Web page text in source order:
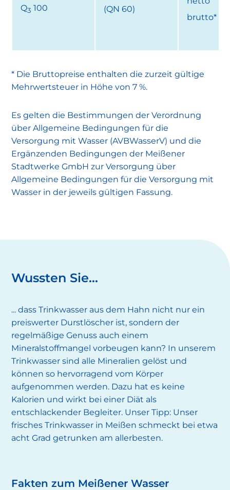
Q3 100 (QN 60)
brutto*
* Die Bruttopreise enthalten die zurzeit gültige
Mehrwertsteuer in Höhe von 7 %.
Es gelten die Bestimmungen der Verordnung
über Allgemeine Bedingungen für die
Versorgung mit Wasser (AVBWasserV) und die
Ergänzenden Bedingungen der Meißener
Stadtwerke GmbH zur Versorgung über
Allgemeine Bedingungen für die Versorgung mit
Wasser in der jeweils gültigen Fassung.
Wussten Sie...
... dass Trinkwasser aus dem Hahn nicht nur ein
preiswerter Durstlöscher ist, sondern der
regelmäßige Genuss auch einem
Mineralstoffmangel vorbeugen kann? In unserem
Trinkwasser sind alle Mineralien gelöst und
können so hervorragend vom Körper
aufgenommen werden. Dazu hat es keine
Kalorien und wirkt bei einer Diät als
entschlackender Begleiter. Unser Tipp: Unser
frisches Trinkwasser in Meißen schmeckt bei etwa
acht Grad getrunken am allerbesten.
Fakten zum Meißener Wasser